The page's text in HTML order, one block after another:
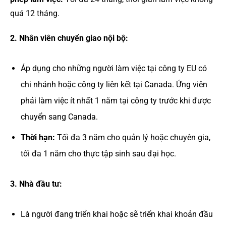
quá 12 tháng.
2. Nhân viên chuyển giao nội bộ:
Áp dụng cho những người làm việc tại công ty EU có
chi nhánh hoặc công ty liên kết tại Canada. Ứng viên
phải làm việc ít nhất 1 năm tại công ty trước khi được
chuyển sang Canada.
Thời hạn: Tối đa 3 năm cho quản lý hoặc chuyên gia,
tối đa 1 năm cho thực tập sinh sau đại học.
3. Nhà đầu tư:
Là người đang triển khai hoặc sẽ triển khai khoản đầu